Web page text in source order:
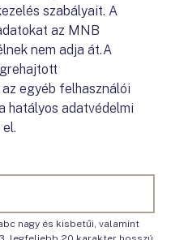
szabályait. A
az MNB
nem adja át.A
egyéb felhasználói
hatályos adatvédelmi
nagy és kisbetűi, valamint